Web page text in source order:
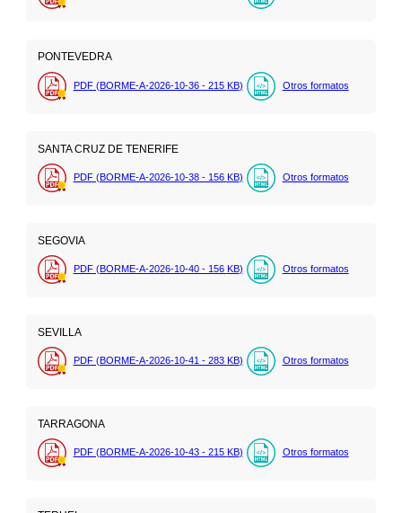
PONTEVEDRA
PDF (BORME-A-2026-10-36 - 215 KB) Otros formatos
SANTA CRUZ DE TENERIFE
PDF (BORME-A-2026-10-38 - 156 KB) Otros formatos
SEGOVIA
PDF (BORME-A-2026-10-40 - 156 KB) Otros formatos
SEVILLA
PDF (BORME-A-2026-10-41 - 283 KB) Otros formatos
TARRAGONA
PDF (BORME-A-2026-10-43 - 215 KB) Otros formatos